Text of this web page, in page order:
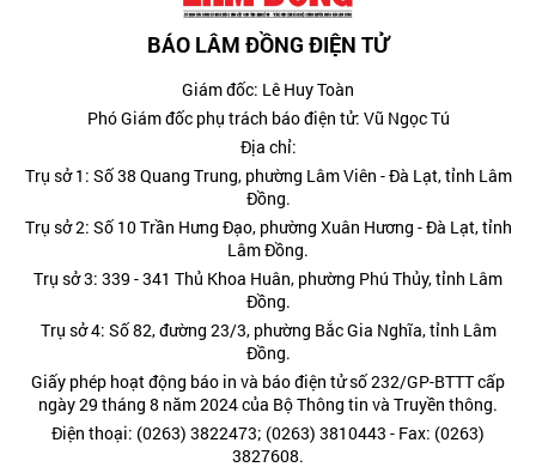
BÁO LÂM ĐỒNG ĐIỆN TỬ
Giám đốc: Lê Huy Toàn
Phó Giám đốc phụ trách báo điện tử: Vũ Ngọc Tú
Địa chỉ:
Trụ sở 1: Số 38 Quang Trung, phường Lâm Viên - Đà Lạt, tỉnh Lâm
Đồng.
Trụ sở 2: Số 10 Trần Hưng Đạo, phường Xuân Hương - Đà Lạt, tỉnh
Lâm Đồng.
Trụ sở 3: 339 - 341 Thủ Khoa Huân, phường Phú Thủy, tỉnh Lâm
Đồng.
Trụ sở 4: Số 82, đường 23/3, phường Bắc Gia Nghĩa, tỉnh Lâm
Đồng.
Giấy phép hoạt động báo in và báo điện tử số 232/GP-BTTT cấp
ngày 29 tháng 8 năm 2024 của Bộ Thông tin và Truyền thông.
Điện thoại: (0263) 3822473; (0263) 3810443 - Fax: (0263)
3827608.